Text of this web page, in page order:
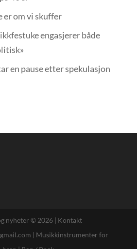
er om vi skuffer
engasjerer både
en pause etter spekulasjon
nyheter © 2026 | Kontakt
| Musikkinstrumenter for